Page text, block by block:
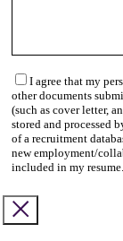
I agree that my
other documents
(such as cover letter,
stored and processed
of a recruitment
new employment/
included in my resume.